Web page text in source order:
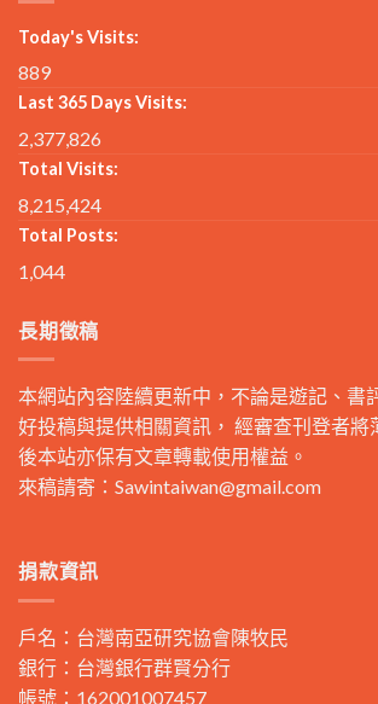
Today's Visits:
889
Last 365 Days Visits:
2,377,826
Total Visits:
8,215,424
Total Posts:
1,044
長期徵稿
本網站內容陸續更新中，不論是遊記、書
好投稿與提供相關資訊， 經審查刊登者將
後本站亦保有文章轉載使用權益。
來稿請寄： Sawintaiwan@gmail.com
捐款資訊
戶名：台灣南亞研究協會陳牧民
銀行：台灣銀行群賢分行
帳號：162001007457